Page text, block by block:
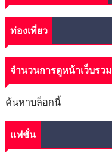
ท่องเที่ยว
จำนวนการดูหน้าเว็บรวม
ค้นหาบล็อกนี้
แฟชั่น